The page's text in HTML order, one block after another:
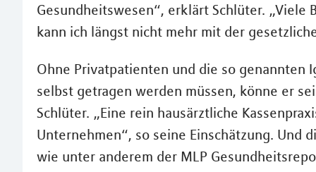
Gesundheitswesen“, erklärt Schlüter.
kann ich längst nicht mehr mit der
Ohne Privatpatienten und die so genannten
selbst getragen werden müssen, könne er
Schlüter. „Eine rein hausärztliche
Unternehmen“, so seine Einschätzung. Und
wie unter anderem der MLP